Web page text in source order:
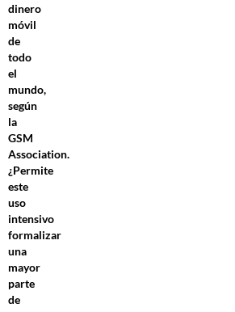
dinero
móvil
de
todo
el
mundo,
según
la
GSM
Association.
¿Permite
este
uso
intensivo
formalizar
una
mayor
parte
de